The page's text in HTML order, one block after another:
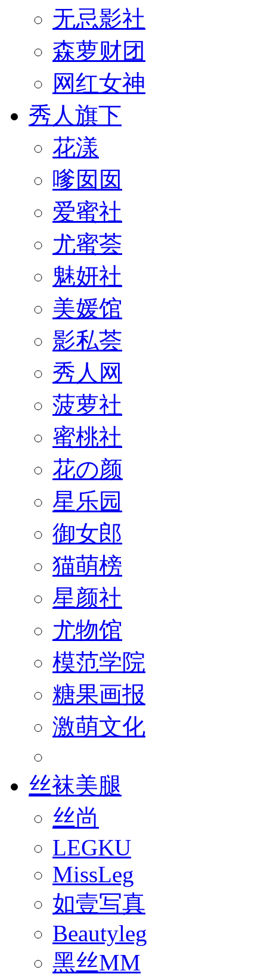
无忌影社
森萝财团
网红女神
秀人旗下
花漾
嗲囡囡
爱蜜社
尤蜜荟
魅妍社
美媛馆
影私荟
秀人网
菠萝社
蜜桃社
花の颜
星乐园
御女郎
猫萌榜
星颜社
尤物馆
模范学院
糖果画报
激萌文化
丝袜美腿
丝尚
LEGKU
MissLeg
如壹写真
Beautyleg
黑丝MM